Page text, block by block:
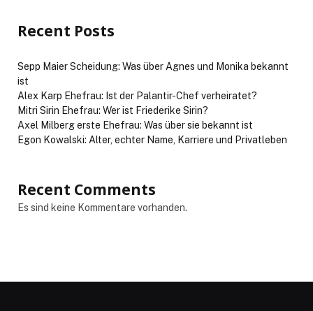
Recent Posts
Sepp Maier Scheidung: Was über Agnes und Monika bekannt
ist
Alex Karp Ehefrau: Ist der Palantir-Chef verheiratet?
Mitri Sirin Ehefrau: Wer ist Friederike Sirin?
Axel Milberg erste Ehefrau: Was über sie bekannt ist
Egon Kowalski: Alter, echter Name, Karriere und Privatleben
Recent Comments
Es sind keine Kommentare vorhanden.